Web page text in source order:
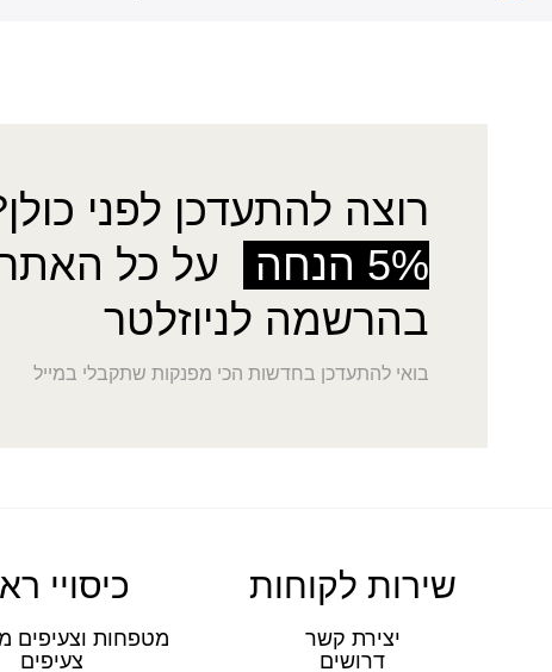
רוצה להתעדכן לפני
5% הנחה
על כל
בהרשמה לניוזלטר
בואי להתעדכן בחדשות הכי מפנקות שתקבלי במייל
שירות לקוחות
יצירת קשר
דרושים
כיסויי
מטפחות וצעיפים
צעיפים